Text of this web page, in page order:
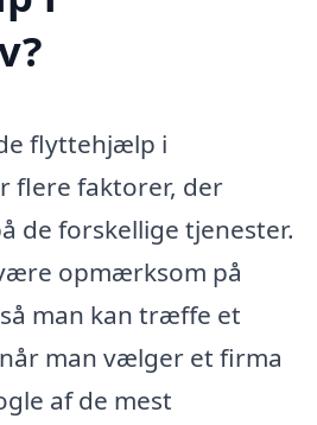
flyttehjælp i
flere faktorer, der
de forskellige tjenester.
opmærksom på
man kan træffe et
man vælger et firma
af de mest